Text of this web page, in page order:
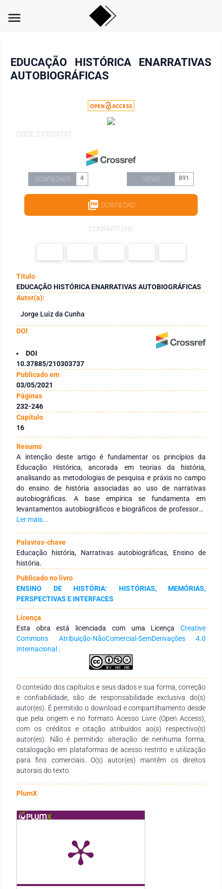
menu
EDUCAÇÃO HISTÓRICA ENARRATIVAS
AUTOBIOGRÁFICAS
CODE: 210303737
DOWNLOADS 4 VIEWS 891
DOWNLOAD
COMPARTILHE
Título
EDUCAÇÃO HISTÓRICA ENARRATIVAS AUTOBIOGRÁFICAS
Autor(a):
Jorge Luiz da Cunha
DOI
DOI
10.37885/210303737
Publicado em
03/05/2021
Páginas
232-246
Capítulo
16
Resumo
A intenção deste artigo é fundamentar os princípios da
Educação Histórica, ancorada em teorias da história,
analisando as metodologias de pesquisa e práxis no campo
do ensino de história associadas ao uso de narrativas
autobiográficas. A base empírica se fundamenta em
levantamentos autobiográficos e biográficos de professores
de história, da educação básica, de forma a interpretar os
alcançados em sala de aula na trajetória dos discentes e
docentes envolvidos. A educação histórica se apresenta
como uma estratégia fundamental para a criação de
contextos educacionais, formais e não formais, escolares e
não escolares, necessários diante da realidade presente.
Ler mais...
Palavras-chave
Educação história, Narrativas autobiográficas, Ensino de
história.
Publicado no livro
ENSINO DE HISTÓRIA: HISTÓRIAS, MEMÓRIAS,
PERSPECTIVAS E INTERFACES
Licença
Esta obra está licenciada com uma Licença Creative
Commons Atribuição-NãoComercial-SemDerivações 4.0
Internacional .
O conteúdo dos capítulos e seus dados e sua forma, correção
e confiabilidade, são de responsabilidade exclusiva do(s)
autor(es). É permitido o download e compartilhamento desde
que pela origem e no formato Acesso Livre (Open Access),
com os créditos e citação atribuídos ao(s) respectivo(s)
autor(es). Não é permitido: alteração de nenhuma forma,
catalogação em plataformas de acesso restrito e utilização
para fins comerciais. O(s) autor(es) mantêm os direitos
autorais do texto.
PlumX